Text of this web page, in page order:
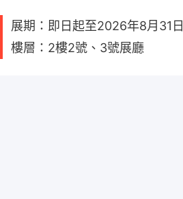
展期：即日起至2026年8月31日
樓層：2樓2號、3號展廳